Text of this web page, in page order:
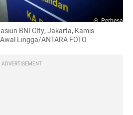
Perbesar
BNI CIty, Jakarta, Kamis
Lingga/ANTARA FOTO
ADVERTISEMENT